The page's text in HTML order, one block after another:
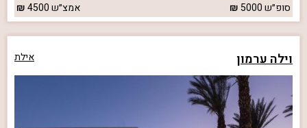
סופ״ש5000 אמצ״ש4500
וילה ערמון אילת